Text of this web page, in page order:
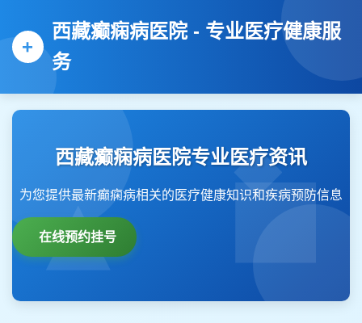
西藏癫痫病医院 - 专业医疗健康服
务
西藏癫痫病医院专业医疗资讯
为您提供最新癫痫病相关的医疗健康知识和疾病预防信息
在线预约挂号